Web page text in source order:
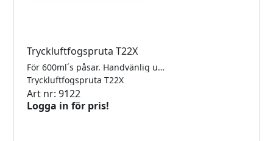
Tryckluftfogspruta T22X
För 600ml´s påsar. Handvänlig utformning. Lättviktscylinder, minimalt efterdropp, framåtriktad snabbluftning. Bajonettfattning, inbyggd reduktionsventil.
Tryckluftfogspruta T22X
Art nr: 9122
Logga in för pris!